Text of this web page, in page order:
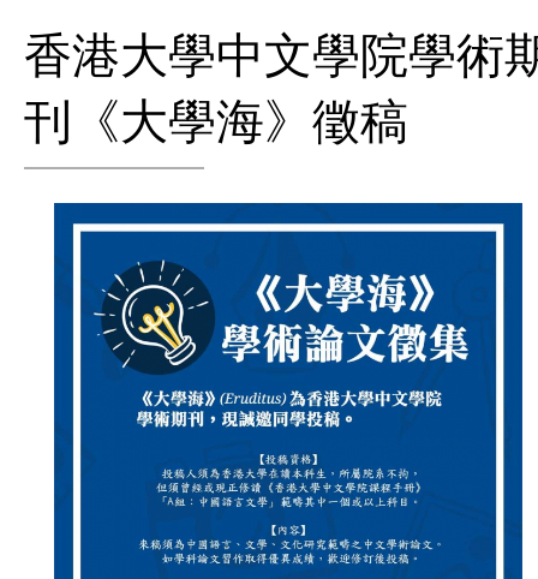
香港大學中文學院學術
刊《大學海》徵稿